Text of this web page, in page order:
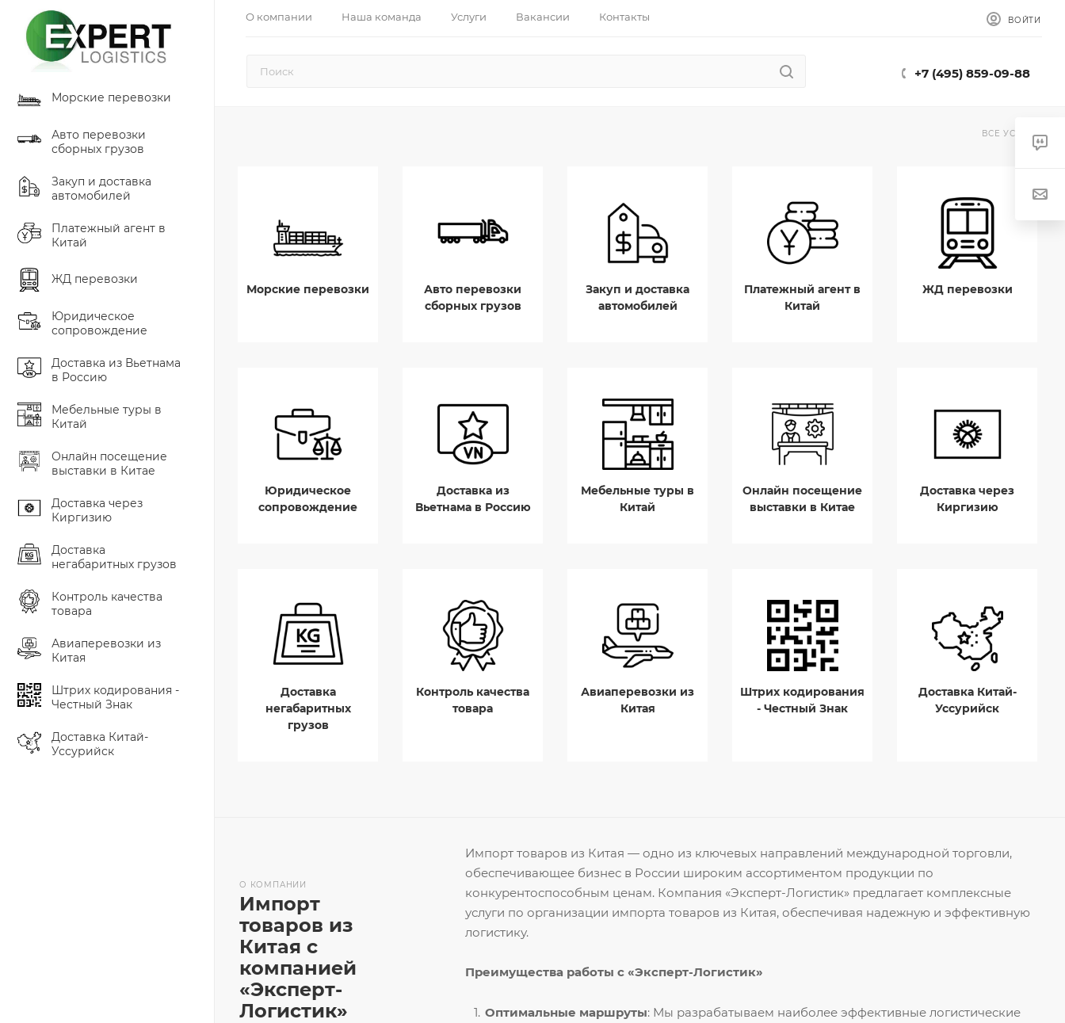
О компании Наша команда Услуги Вакансии Контакты ВОЙТИ
+7 (495) 859-09-88
Морские перевозки
Авто перевозки
сборных грузов
Закуп и доставка
автомобилей
Платежный агент в
Китай
ЖД перевозки
Юридическое
сопровождение
Доставка из Вьетнама
в Россию
Мебельные туры в
Китай
Онлайн посещение
выставки в Китае
Доставка через
Киргизию
Доставка
негабаритных грузов
Контроль качества
товара
Авиаперевозки из
Китая
Штрих кодирования -
Честный Знак
Доставка Китай-
Уссурийск
ВСЕ УСЛУГИ
Морские перевозки
Авто перевозки
сборных грузов
Закуп и доставка
автомобилей
Платежный агент в
Китай
ЖД перевозки
Юридическое
сопровождение
Доставка из
Вьетнама в Россию
Мебельные туры в
Китай
Онлайн посещение
выставки в Китае
Доставка через
Киргизию
Доставка
негабаритных
грузов
Контроль качества
товара
Авиаперевозки из
Китая
Штрих кодирования
- Честный Знак
Доставка Китай-
Уссурийск
Импорт товаров из Китая — одно из ключевых направлений международной торговли,
обеспечивающее бизнес в России широким ассортиментом продукции по
конкурентоспособным ценам. Компания «Эксперт-Логистик» предлагает комплексные
услуги по организации импорта товаров из Китая, обеспечивая надежную и эффективную
логистику.
Преимущества работы с «Эксперт-Логистик»
Оптимальные маршруты: Мы разрабатываем наиболее эффективные логистические
О КОМПАНИИ
Импорт
товаров из
Китая с
компанией
«Эксперт-
Логистик»